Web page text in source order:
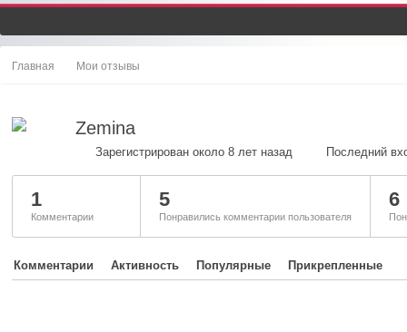
Главная Мои отзывы
Zemina
Зарегистрирован около 8 лет назад Последний
1
Комментарии
5
Понравились комментарии пользователя
6
Комментарии Активность Популярные Прикрепленные